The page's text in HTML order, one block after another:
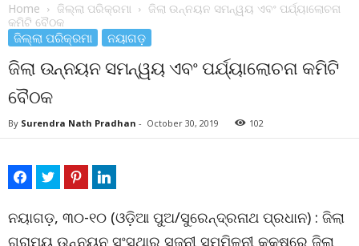
Home ଜିଲ୍ଲା ପରିକ୍ରମା
ଜିଲା ଉନ୍ନୟନ ସମନ୍ୱୟ ଏବଂ ପର୍ଯ୍ୟାଲୋଚନା
କମିଟି ବୈଠକ
ଜିଲ୍ଲା ପରିକ୍ରମା ନୟାଗଡ଼
ଜିଲା ଉନ୍ନୟନ ସମନ୍ୱୟ ଏବଂ ପର୍ଯ୍ୟାଲୋଚନା କମିଟି
ବୈଠକ
By Surendra Nath Pradhan - October 30, 2019 102
ନୟାଗଡ଼, ୩୦-୧୦ (ଓଡ଼ିଆ ପୁଅ/ସୁରେନ୍ଦ୍ରନାଥ ପ୍ରଧାନ) : ଜିଲା
ଗ୍ରାମ୍ୟ ଉନ୍ନୟନ ସଂସ୍ଥାର ସୃଜନୀ ସମ୍ମିଳନୀ କକ୍ଷରେ ଜିଲା